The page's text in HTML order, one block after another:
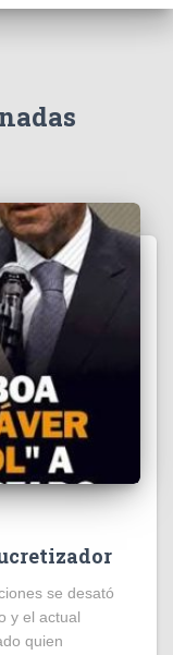
se desató
y el actual
quien